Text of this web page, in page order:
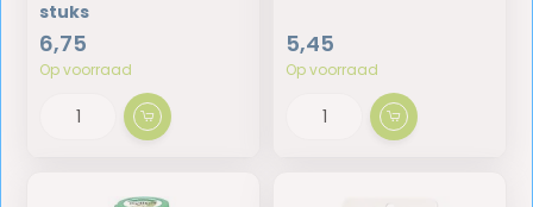
stuks
6,75
Op voorraad
5,45
Op voorraad